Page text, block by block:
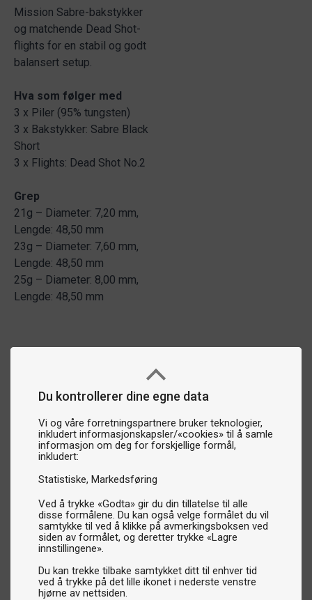
Du kontrollerer dine egne data
Vi og våre forretningspartnere bruker teknologier,
inkludert informasjonskapsler/«cookies» til å samle
informasjon om deg for forskjellige formål,
inkludert:
Statistiske Markedsføring
Ved å trykke «Godta» gir du din tillatelse til alle
disse formålene. Du kan også velge formålet du vil
samtykke til ved å klikke på avmerkingsboksen ved
siden av formålet, og deretter trykke «Lagre
innstillingene».
Du kan trekke tilbake samtykket ditt til enhver tid
ved å trykke på det lille ikonet i nederste venstre
hjørne av nettsiden.
Mission Sabre-bakstykker
og matchende Dead Shot-
flights for en stabil og godt
balansert setup.
Hva som følger med
3 x Piler (95% tungsten)
3 x Bakstykker: Sabre Black
Short
3 x Flights: Dead Shot No.2
Grep
21g – Diameter: 7,20 mm,
Lengde: 48,50 mm
23g – Diameter: 7,60 mm,
Lengde: 48,50 mm
25g – Diameter: 8,00 mm,
Lengde: 48,50 mm